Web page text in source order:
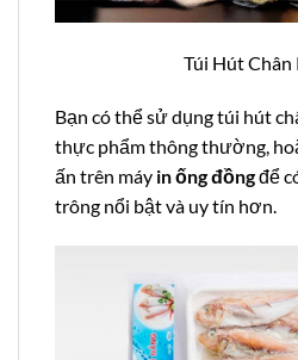
Túi Hút Chân
Bạn có thể sử dụng túi hút
thực phẩm thông thường,
ấn trên máy in ống đồngđể
trông nổi bật và uy tín hơn.